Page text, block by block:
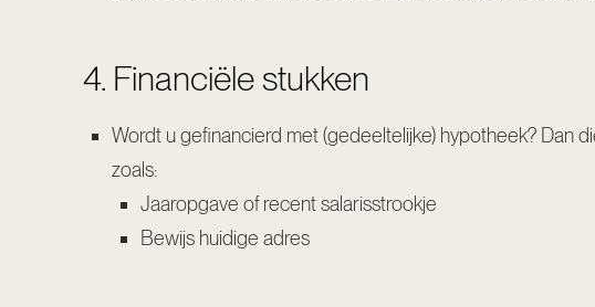
4. Financiële stukken
Wordt u gefinancierd met (gedeeltelijke) hypotheek? Dan
zoals:
Jaaropgave of recent salarisstrookje
Bewijs huidige adres